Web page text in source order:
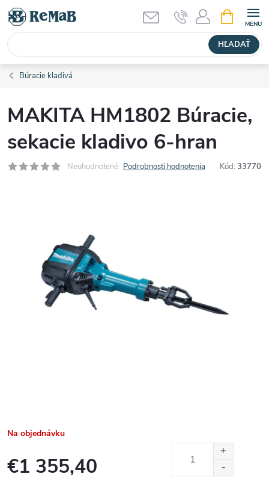
Prejsť
obsah
HĽADAŤ
KOŠÍK
Búracie kladivá
MAKITA HM1802 Búracie,
sekacie kladivo 6-hran
Neohodnotené Podrobnosti hodnotenia Kód: 33770
Na objednávku
€1 355,40